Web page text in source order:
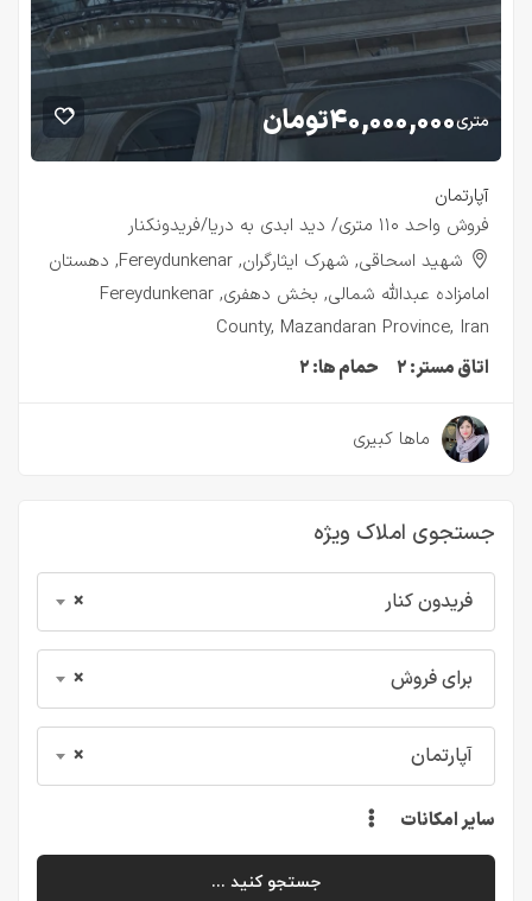
جستجوی املاک ویژه
× فریدون کنار
× برای فروش
× آپارتمان
سایر امکانات
جستجو کنید ...
متری۴۰,۰۰۰,۰۰۰تومان
آپارتمان
فروش واحد ۱۱۰ متری/ دید ابدی به دریا/فریدونکنار
شهید اسحاقی, شهرک ایثارگران, Fereydunkenar, دهستان
امامزاده عبدالله شمالی, بخش دهفری, Fereydunkenar
County, Mazandaran Province, Iran
اتاق مستر:۲ حمام ها:۲
ماها کبیری